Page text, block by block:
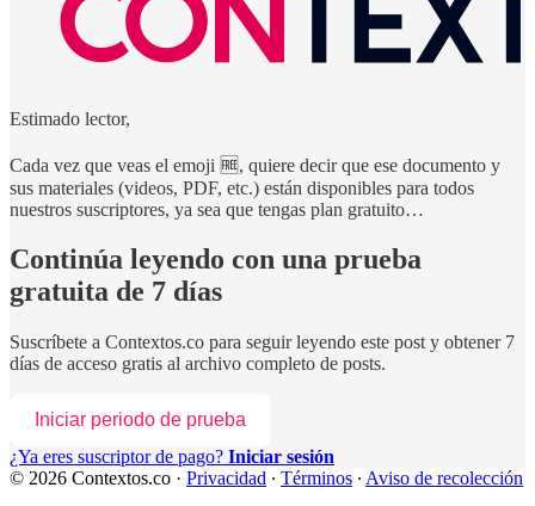
Estimado lector,
Cada vez que veas el emoji 🆓, quiere decir que ese documento y
sus materiales (videos, PDF, etc.) están disponibles para todos
nuestros suscriptores, ya sea que tengas plan gratuito…
Continúa leyendo con una prueba
gratuita de 7 días
Suscríbete a Contextos.co para seguir leyendo este post y obtener 7
días de acceso gratis al archivo completo de posts.
Iniciar periodo de prueba
¿Ya eres suscriptor de pago? Iniciar sesión
© 2026 Contextos.co · Privacidad ∙ Términos ∙ Aviso de recolección